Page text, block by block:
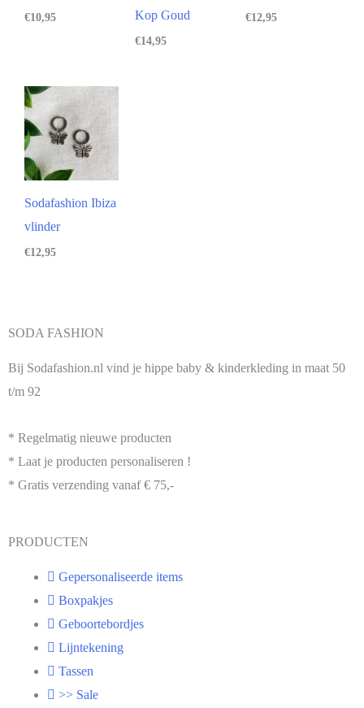
€10,95
Kop Goud
€14,95
€12,95
Sodafashion Ibiza
vlinder
€12,95
SODA FASHION
Bij Sodafashion.nl vind je hippe baby & kinderkleding in maat 50
t/m 92
* Regelmatig nieuwe producten
* Laat je producten personaliseren !
* Gratis verzending vanaf € 75,-
PRODUCTEN
Gepersonaliseerde items
Boxpakjes
Geboortebordjes
Lijntekening
Tassen
>> Sale